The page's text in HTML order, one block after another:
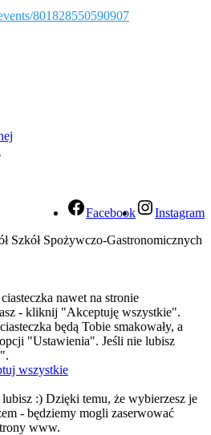
801828550590907
Facebook
Instagram
Szkół Spożywczo-Gastronomicznych
nawet na stronie
- kliknij "Akceptuję wszystkie".
będą Tobie smakowały, a
"Ustawienia". Jeśli nie lubisz
wszystkie
:) Dzięki temu, że wybierzesz je
- będziemy mogli zaserwować
www.